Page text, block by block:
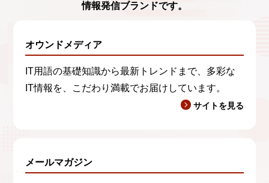
情報発信ブランドです。
オウンドメディア
IT用語の基礎知識から最新トレンドまで、多彩な
IT情報を、こだわり満載でお届けしています。
サイトを見る
メールマガジン